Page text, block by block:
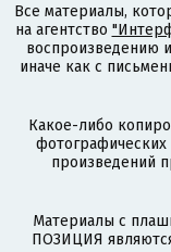
Все материалы,
на агентство
воспроизведению
иначе как с
Какое-либо
произведений
Материалы с
ПОЗИЦИЯ